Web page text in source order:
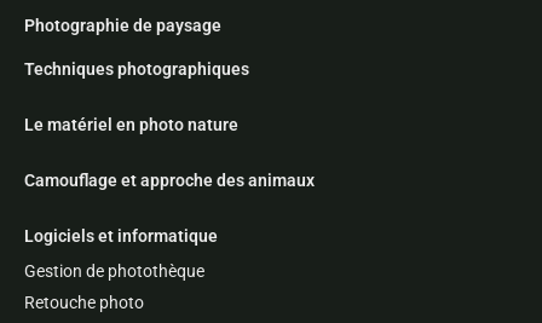
Photographie de paysage
Techniques photographiques
Le matériel en photo nature
Camouflage et approche des animaux
Logiciels et informatique
Gestion de photothèque
Retouche photo